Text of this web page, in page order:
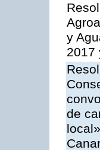
y
2017
de